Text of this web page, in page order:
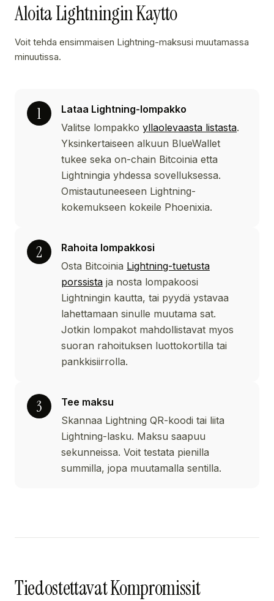
Aloita Lightningin Kaytto
Voit tehda ensimmaisen Lightning-maksusi muutamassa
minuutissa.
Lataa Lightning-lompakko
Valitse lompakko yllaolevaasta listasta.
Yksinkertaiseen alkuun BlueWallet
tukee seka on-chain Bitcoinia etta
Lightningia yhdessa sovelluksessa.
Omistautuneeseen Lightning-
kokemukseen kokeile Phoenixia.
Rahoita lompakkosi
Osta Bitcoinia Lightning-tuetusta
porssista ja nosta lompakoosi
Lightningin kautta, tai pyydä ystavaa
lahettamaan sinulle muutama sat.
Jotkin lompakot mahdollistavat myos
suoran rahoituksen luottokortilla tai
pankkisiirrolla.
Tee maksu
Skannaa Lightning QR-koodi tai liita
Lightning-lasku. Maksu saapuu
sekunneissa. Voit testata pienilla
summilla, jopa muutamalla sentilla.
Tiedostettavat Kompromissit